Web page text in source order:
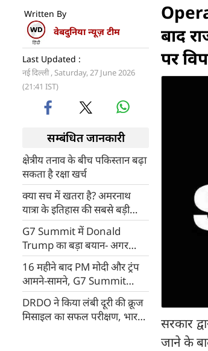
Written By
वेबदुनिया न्यूज़ टीम
Last Updated :
नई दिल्ली , Saturday, 27 June 2026
(21:41 IST)
सम्बंधित जानकारी
क्षेत्रीय तनाव के बीच पकिस्तान बढ़ा
सकता है रक्षा खर्च
क्या सच में खतरा है? अमरनाथ
यात्रा के इतिहास की सबसे बड़ी
सुरक्षा
G7 Summit में Donald
Trump का बड़ा बयान- अगर
भारत पर हमला हुआ तो अमेरिका
मदद के लिए खड़ा होगा
16 महीने बाद PM मोदी और ट्रंप
आमने-सामने, G7 Summit
2026 में क्या गले मिले दोनों नेता,
किस मुद्दे पर हुई बात
DRDO ने किया लंबी दूरी की क्रूज
मिसाइल का सफल परीक्षण, भारत
बाद
पर
सरकार
जाने के